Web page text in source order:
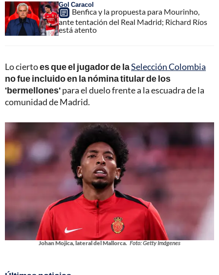
Gol Caracol
Benfica y la propuesta para Mourinho,
ante tentación del Real Madrid; Richard Ríos
está atento
Lo ciertoes que el jugador de laSelección Colombia
no fue incluido en la nómina titular de los
'bermellones'para el duelo frente a la escuadra de la
comunidad de Madrid.
Johan Mojica, lateral del Mallorca. Foto: Getty Imágenes